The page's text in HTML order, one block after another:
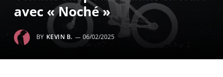
avec « Noché »
BY KEVIN B. 06/02/2025